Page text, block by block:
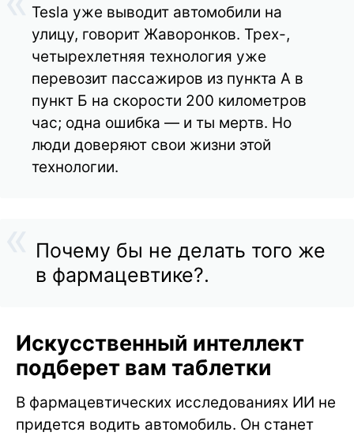
Tesla уже выводит автомобили на
улицу, говорит Жаворонков. Трех-,
четырехлетняя технология уже
перевозит пассажиров из пункта А в
пункт Б на скорости 200 километров
час; одна ошибка — и ты мертв. Но
люди доверяют свои жизни этой
технологии.
Почему бы не делать того же
в фармацевтике?.
Искусственный интеллект
подберет вам таблетки
В фармацевтических исследованиях ИИ не
придется водить автомобиль. Он станет